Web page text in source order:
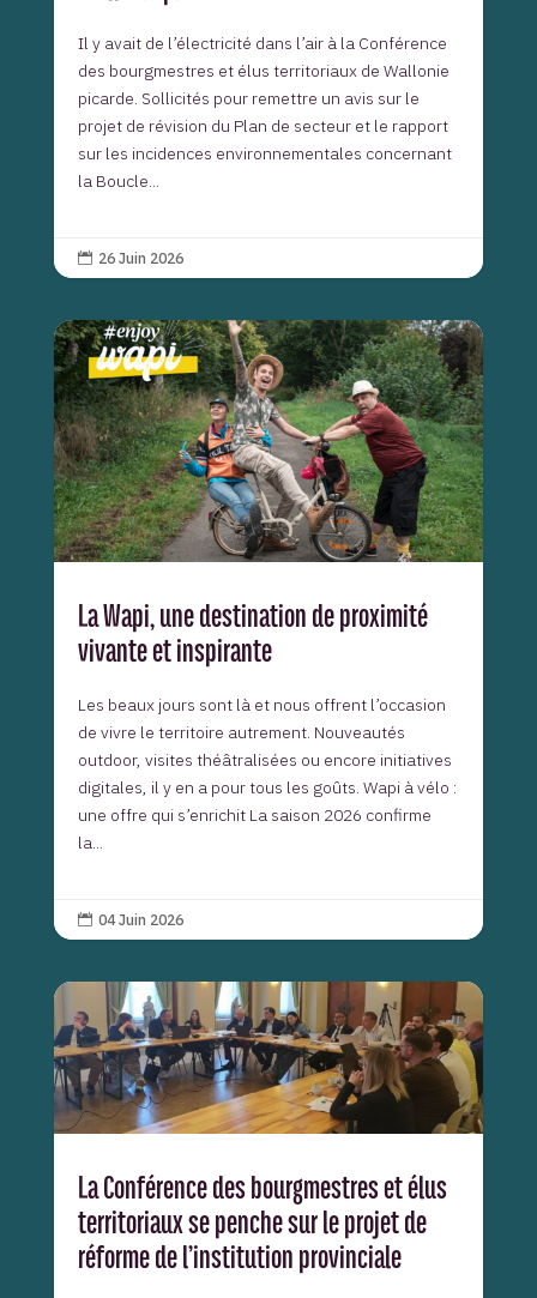
Il y avait de l’électricité dans l’air à la Conférence
des bourgmestres et élus territoriaux de Wallonie
picarde. Sollicités pour remettre un avis sur le
projet de révision du Plan de secteur et le rapport
sur les incidences environnementales concernant
la Boucle...
 26 Juin 2026
La Wapi, une destination de proximité
vivante et inspirante
Les beaux jours sont là et nous offrent l’occasion
de vivre le territoire autrement. Nouveautés
outdoor, visites théâtralisées ou encore initiatives
digitales, il y en a pour tous les goûts. Wapi à vélo :
une offre qui s’enrichit La saison 2026 confirme
la...
 04 Juin 2026
La Conférence des bourgmestres et élus
territoriaux se penche sur le projet de
réforme de l’institution provinciale